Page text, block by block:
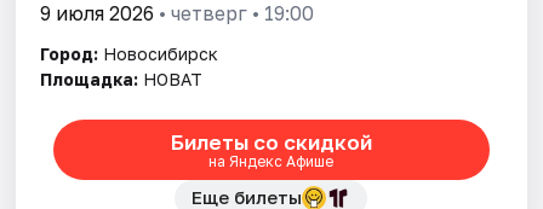
9 июля 2026 • четверг • 19:00
Город: Новосибирск
Площадка: НОВАТ
Билеты со скидкой
на Яндекс Афише
Еще билеты